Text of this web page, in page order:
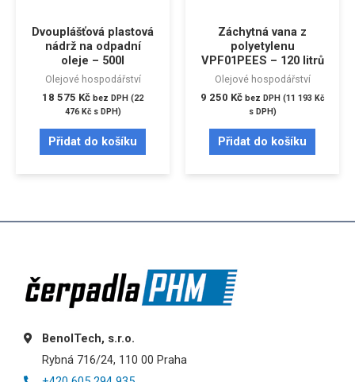
Dvouplášťová plastová
nádrž na odpadní
oleje – 500l
Olejové hospodářství
18 575 Kč bez DPH (22
476 Kčs DPH)
Přidat do košíku
Záchytná vana z
polyetylenu
VPF01PEES – 120 litrů
Olejové hospodářství
9 250 Kč bez DPH (11 193 Kč
s DPH)
Přidat do košíku
BenolTech, s.r.o.
Rybná 716/24, 110 00 Praha